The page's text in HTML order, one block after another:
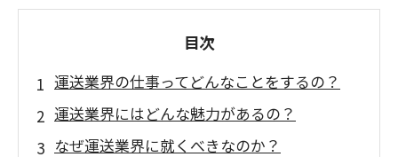
目次
運送業界の仕事ってどんなことをするの？
運送業界にはどんな魅力があるの？
なぜ運送業界に就くべきなのか？